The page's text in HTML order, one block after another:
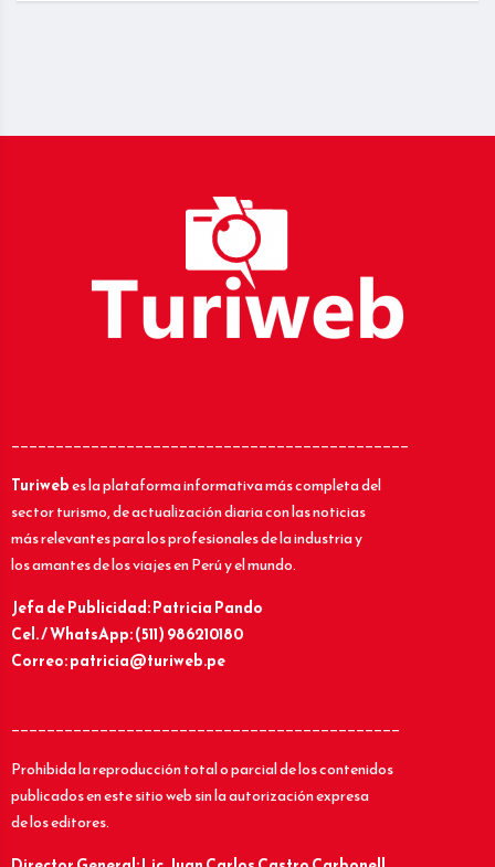
_____________________________________________
Turiwebes la plataforma informativa más completa del
sector turismo, de actualización diaria con las noticias
más relevantes para los profesionales de la industria y
los amantes de los viajes en Perú y el mundo.
Jefa de Publicidad: Patricia Pando
Cel. / WhatsApp: (511) 986210180
Correo: patricia@turiweb.pe
____________________________________________
Prohibida la reproducción total o parcial de los contenidos
publicados en este sitio web sin la autorización expresa
de los editores.